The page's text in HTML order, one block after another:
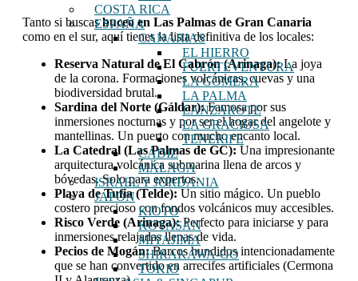
COSTA RICA
ESPAÑA
CANARIAS
EL HIERRO
FUERTEVENTURA
LA GOMERA
LA PALMA
LANZAROTE
LA GRACIOSA
TENERIFE
CÁDIZ
MÁLAGA
ISRAEL Y JORDANIA
JAPÓN
KIOTO
KOYASAN
MIYAJIMA
SHIRAKAWA-GO
TOKIO
Tanto si buscasbuceo en Las Palmas de Gran Canaria
como en el sur, aquí tienes la lista definitiva de los locales:
Reserva Natural de El Cabrón (Arinaga):La joya
de la corona. Formaciones volcánicas, cuevas y una
biodiversidad brutal.
Sardina del Norte (Gáldar):Famosa por sus
inmersiones nocturnas y por ser el hogar del angelote y
mantellinas. Un puerto con mucho encanto local.
La Catedral (Las Palmas de GC): Una impresionante
arquitectura volcánica submarina llena de arcos y
bóvedas. Solo para expertos.
Playa de Tufia (Telde): Un sitio mágico. Un pueblo
costero precioso con fondos volcánicos muy accesibles.
Risco Verde (Arinaga):Perfecto para iniciarse y para
inmersiones relajadas llenas de vida.
Pecios de Mogán:Barcos hundidos intencionadamente
que se han convertido en arrecifes artificiales (Cermona